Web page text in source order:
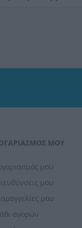
ΜΟΥ
μου
μου
μου
αγορών